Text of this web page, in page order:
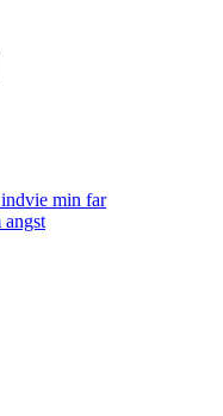
min far